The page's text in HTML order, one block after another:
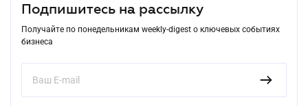
Подпишитесь на рассылку
Получайте по понедельникам weekly-digest о ключевых событиях
бизнеса